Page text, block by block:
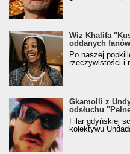
Wiz Khalifa
oddanych fanów
Po naszej
rzeczywistości i
Gkamolli z
odsłuchu
Filar gdyńskiej
kolektywu